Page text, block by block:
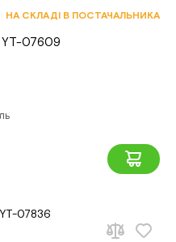
НА СКЛАДІ В ПОСТАЧАЛЬНИКА
YT-07609